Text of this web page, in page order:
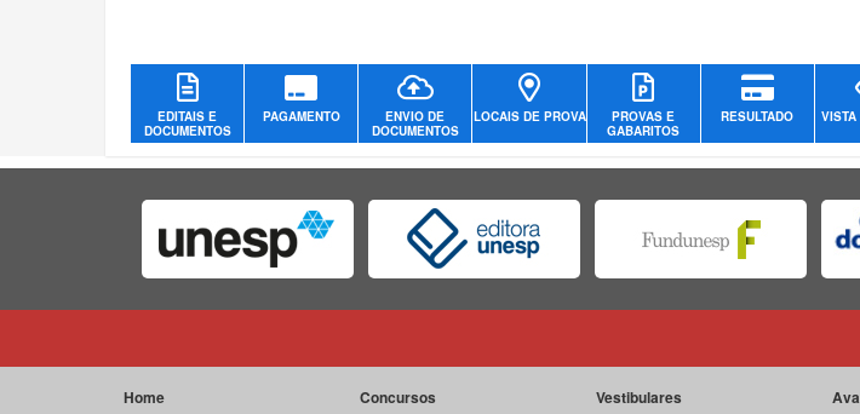
EDITAIS E
DOCUMENTOS
PAGAMENTO
ENVIO DE
DOCUMENTOS
LOCAIS DE PROVA
PROVAS E
GABARITOS
RESULTADO VISTA
Home Concursos Vestibulares